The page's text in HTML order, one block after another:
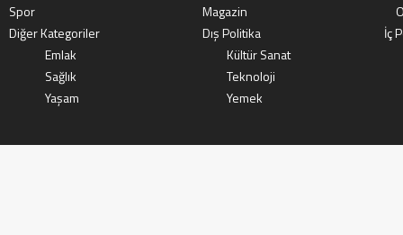
Spor
Magazin
Diğer Kategoriler
Dış Politika
İç
Emlak
Kültür Sanat
Sağlık
Teknoloji
Yaşam
Yemek